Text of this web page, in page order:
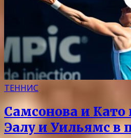
ТЕННИС
Самсонова и Като
Эалу и Уильямс в